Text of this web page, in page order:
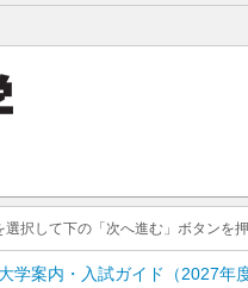
択して下の「次へ進む」ボタンを押
大学案内・入試ガイド（2027年度